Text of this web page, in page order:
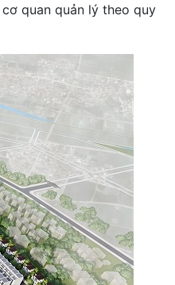
quan quản lý theo quy